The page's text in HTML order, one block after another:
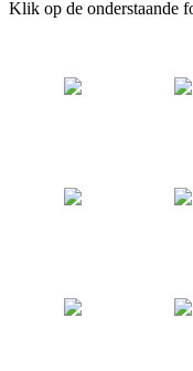
Klik op de onderstaande